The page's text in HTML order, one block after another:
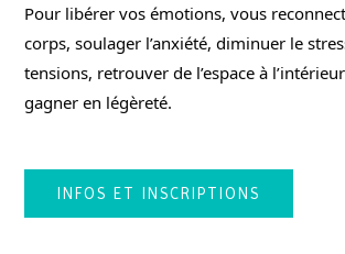
Pour libérer vos émotions, vous
corps, soulager l’anxiété, diminuer le
tensions, retrouver de l’espace à
gagner en légèreté.
INFOS ET INSCRIPTIONS